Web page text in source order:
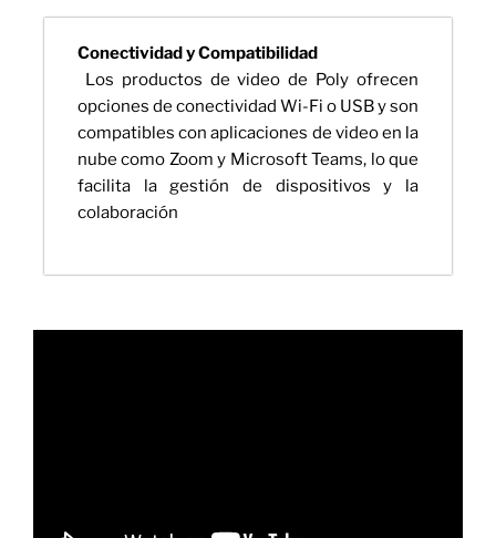
Conectividad y Compatibilidad
Los productos de video de Poly ofrecen
opciones de conectividad Wi-Fi o USB y son
compatibles con aplicaciones de video en la
nube como Zoom y Microsoft Teams, lo que
facilita la gestión de dispositivos y la
colaboración